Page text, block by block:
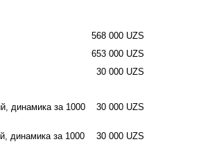
568 000 UZS
653 000 UZS
30 000 UZS
30 000 UZS
динамика за 1000
30 000 UZS
динамика за 1000